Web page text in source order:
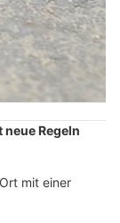
Regeln
mit einer